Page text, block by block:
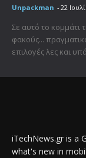
Unpackman - 22
Σε αυτό το κομμάτι
φακούς...
επιλογές λες και
iTechNews.gr is a
what's new in